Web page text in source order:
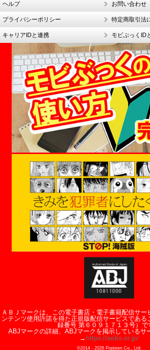
ヘルプ お問い合わせ
プライバシーポリシー 特定商取引法
キャリアIDと連携 モビぶっくID
ＡＢＪマークは、この電子書店・電子書籍配信サー
ンテンツ使用許諾を得た正規版配信サービスである
録番号 第６０９１７１３号）で
ABJマークの詳細、ABJマークを掲示しているサ
→ https://aebs.or.jp/
©2014 - 2026Popteen Co., Ltd.